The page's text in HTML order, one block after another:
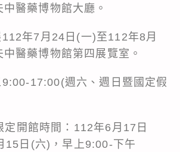
醫藥博物館大廳。
年7月24日(一)至112年8月
醫藥博物館第四展覽室。
17:00(週六、週日暨國定假
定開館時間：112年6月17日
15日(六)，早上9:00-下午